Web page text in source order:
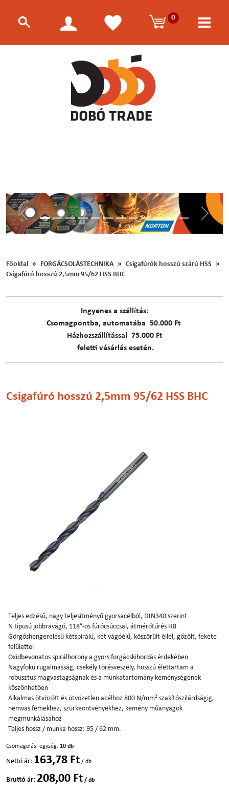
0
Előző
Főoldal FORGÁCSOLÁSTECHNIKA
Csigafúrók hosszú szárú HSS
Csigafúró hosszú 2,5mm 95/62 HSS BHC
Ingyenes a szállítás:
C​​​somagpontba, automatába 50.000 Ft
Házhozszállítással 75.000 Ft
feletti vásárlás esetén.
Csigafúró hosszú 2,5mm 95/62 HSS BHC
Teljes edzésű, nagy teljesítményű gyorsacélból, DIN340 szerint
N típusú jobbravágó, 118°-os fúrócsúccsal, átmérőtűrés H8
Görgőshengerelésű kétspirálú, két vágóélű, köszörült éllel, gőzölt, fekete
felülettel
Oxidbevonatos spirálhorony a gyors forgácskihordás érdekében
Nagyfokú rugalmasság, csekély törésveszély, hosszú élettartam a
robusztus magvastagságnak és a munkatartomány keménységének
köszönhetően
Alkalmas ötvözött és ötvözetlen acélhoz 800 N/mm2 szakítószilárdságig,
nemvas fémekhez, szürkeöntvényekhez, kemény műanyagok
megmunkálásához
Teljes hossz / munka hossz: 95 / 62 mm.
Csomagolási egység: 10 db
Nettó ár: 163,78 Ft / db
Bruttó ár: 208,00 Ft / db